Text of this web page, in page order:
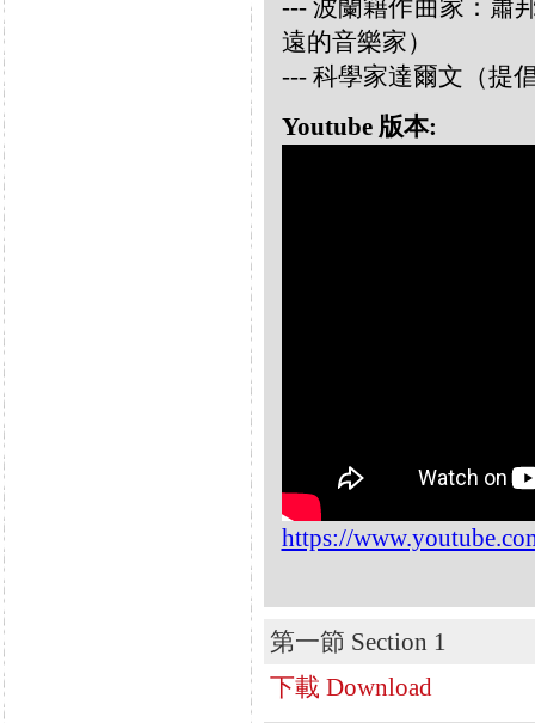
--- 波蘭籍作曲家：蕭
遠的音樂家）
--- 科學家達爾文（提
Youtube 版本:
https://
第一節 Section 1
下載 Download